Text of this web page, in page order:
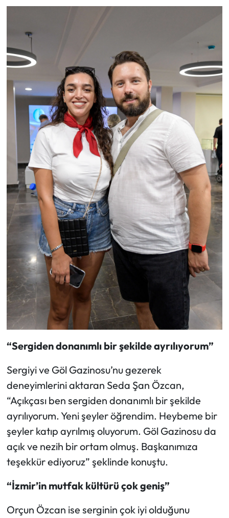
“Sergiden donanımlı bir şekilde ayrılıyorum”
Sergiyi ve Göl Gazinosu’nu gezerek
deneyimlerini aktaran Seda Şan Özcan,
“Açıkçası ben sergiden donanımlı bir şekilde
ayrılıyorum. Yeni şeyler öğrendim. Heybeme bir
şeyler katıp ayrılmış oluyorum. Göl Gazinosu da
açık ve nezih bir ortam olmuş. Başkanımıza
teşekkür ediyoruz” şeklinde konuştu.
“İzmir’in mutfak kültürü çok geniş”
Orçun Özcan ise serginin çok iyi olduğunu